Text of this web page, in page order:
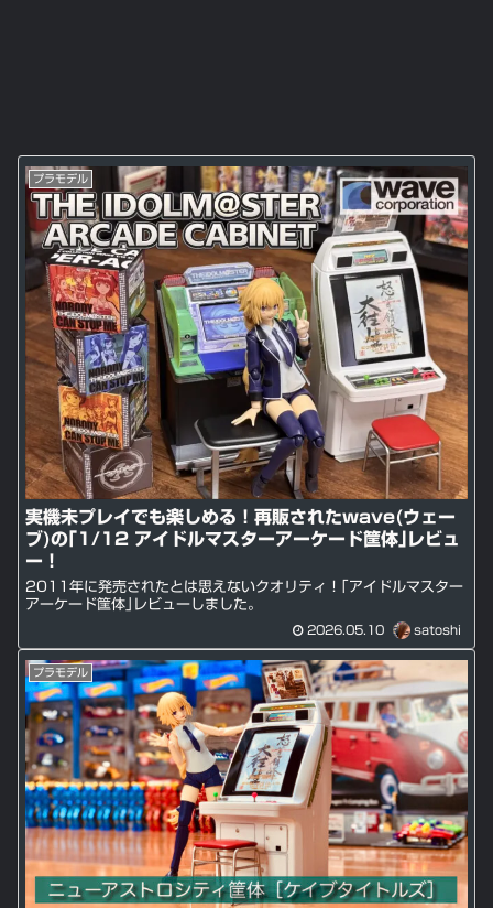
プラモデル
実機未プレイでも楽しめる！再販されたwave(ウェー
ブ)の｢1/12 アイドルマスターアーケード筐体｣レビュ
ー！
2011年に発売されたとは思えないクオリティ！｢アイドルマスター
アーケード筐体｣レビューしました。
2026.05.10 satoshi
プラモデル